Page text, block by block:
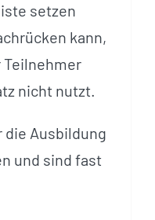
setzen
kann,
nicht nutzt.
die Ausbildung
und sind fast